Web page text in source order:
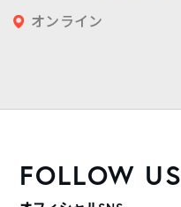
オンライン
FOLLOW US